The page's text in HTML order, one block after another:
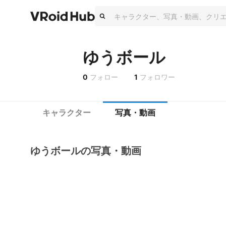
ゆうボール
0 フォロー 1 フォロワー
キャラクター 写真・動画
ゆうボールの写真・動画